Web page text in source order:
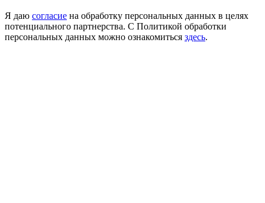
Я даю согласие на обработку персональных данных в целях
потенциального партнерства. С Политикой обработки
персональных данных можно ознакомиться здесь.